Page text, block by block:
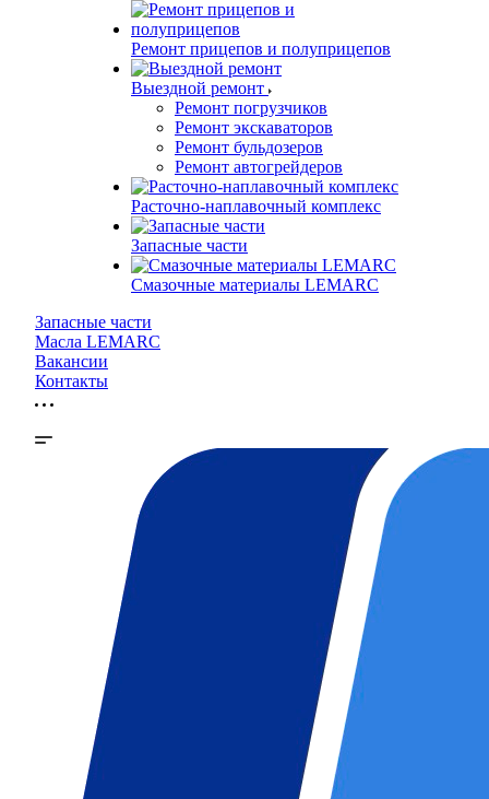
Ремонт прицепов и полуприцепов
Выездной ремонт
Ремонт погрузчиков
Ремонт экскаваторов
Ремонт бульдозеров
Ремонт автогрейдеров
Расточно-наплавочный комплекс
Запасные части
Смазочные материалы LEMARC
Запасные части
Масла LEMARC
Вакансии
Контакты